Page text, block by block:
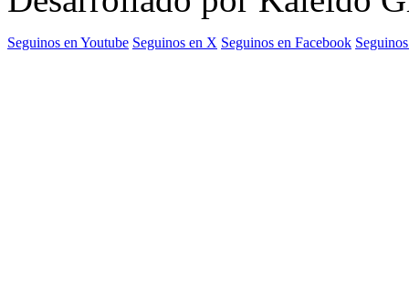
Seguinos en Youtube Seguinos en X Seguinos en Facebook